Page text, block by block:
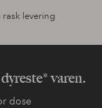
rask levering
varen.
dose